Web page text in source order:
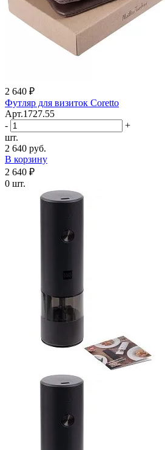
2 640 ₽
Футляр для визиток Coretto
Арт.1727.55
-
+
шт.
2 640 руб.
В корзину
2 640 ₽
0 шт.